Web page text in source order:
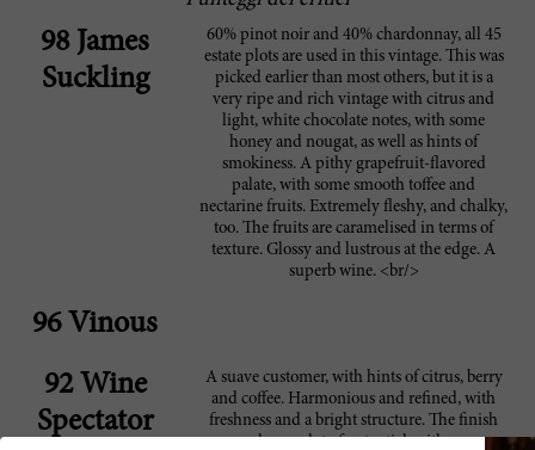
98 James
Suckling
60% pinot noir and 40% chardonnay, all 45
estate plots are used in this vintage. This was
picked earlier than most others, but it is a
very ripe and rich vintage with citrus and
light, white chocolate notes, with some
honey and nougat, as well as hints of
smokiness. A pithy grapefruit-flavored
palate, with some smooth toffee and
nectarine fruits. Extremely fleshy, and chalky,
too. The fruits are caramelised in terms of
texture. Glossy and lustrous at the edge. A
superb wine. <br/>
96 Vinous
92 Wine
Spectator
A suave customer, with hints of citrus, berry
and coffee. Harmonious and refined, with
freshness and a bright structure. The finish
shows a lot of potential, with a